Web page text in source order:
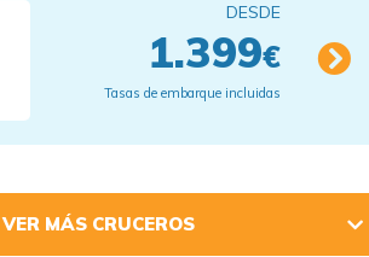
DESDE
1.399€
Tasas de embarque incluidas
VER MÁS CRUCEROS